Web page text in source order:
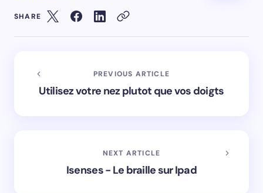
SHARE
PREVIOUS ARTICLE
Utilisez votre nez plutot que vos doigts
NEXT ARTICLE
Isenses - Le braille sur Ipad